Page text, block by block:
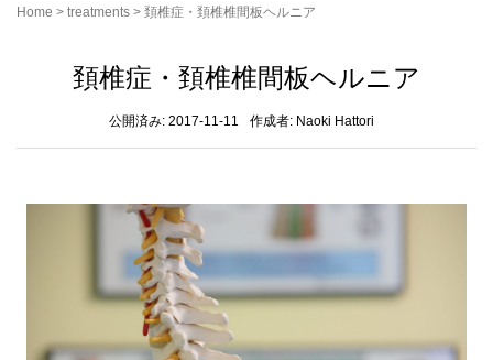
Home > treatments > 頚椎症・頚椎椎間板ヘルニア
頚椎症・頚椎椎間板ヘルニア
公開済み: 2017-11-11 作成者: Naoki Hattori